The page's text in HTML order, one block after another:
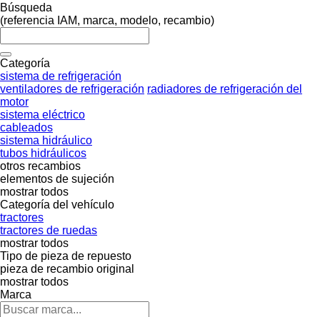
Búsqueda
(referencia IAM, marca, modelo, recambio)
Categoría
sistema de refrigeración
ventiladores de refrigeración radiadores de refrigeración del
motor
sistema eléctrico
cableados
sistema hidráulico
tubos hidráulicos
otros recambios
elementos de sujeción
mostrar todos
Categoría del vehículo
tractores
tractores de ruedas
mostrar todos
Tipo de pieza de repuesto
pieza de recambio original
mostrar todos
Marca